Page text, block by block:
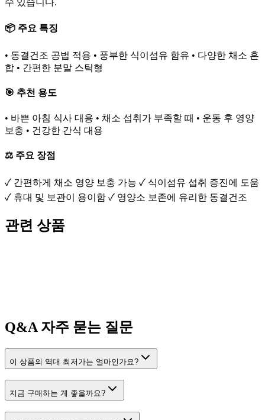
📦 주요 특징
• 동결건조 공법 적용 • 풍부한 식이섬유 함유 • 다양한 채소 혼
합 • 간편한 분말 스틱형
🎯 추천 용도
• 바쁜 아침 식사 대용 • 채소 섭취가 부족할 때 • 운동 후 영양
보충 • 건강한 간식 대용
⚖️ 주요 장점
✓ 간편하게 채소 영양 보충 가능 ✓ 식이섬유 섭취 증진에 도움
✓ 휴대 및 보관이 용이함 ✓ 영양소 보존에 유리한 동결건조
관련 상품
Q&A 자주 묻는 질문
이 상품의 역대 최저가는 얼마인가요?
지금 구매하는 게 좋을까요?